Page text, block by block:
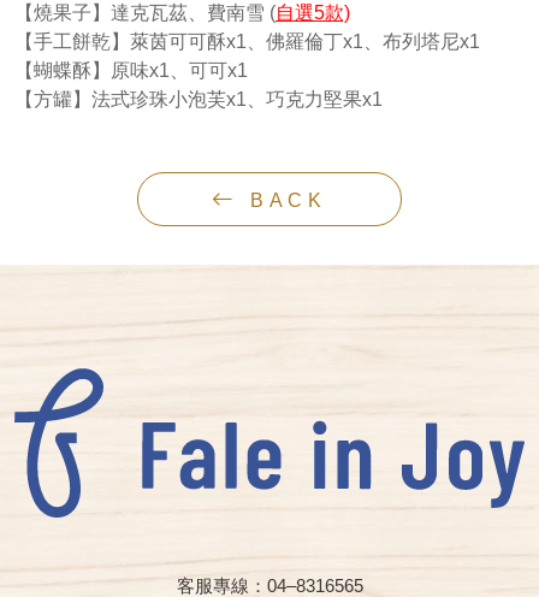
【燒果子】達克瓦茲、費南雪 (自選5款)
【手工餅乾】萊茵可可酥x1、佛羅倫丁x1、布列塔尼x1
【蝴蝶酥】原味x1、可可x1
【方罐】法式珍珠小泡芙x1、巧克力堅果x1
BACK
客服專線：04–8316565